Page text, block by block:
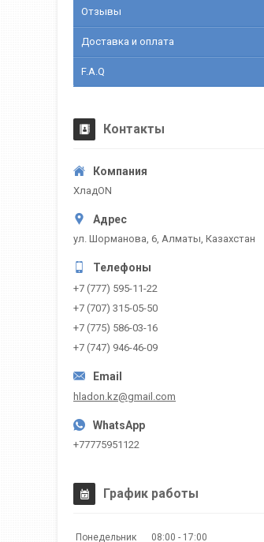
Отзывы
Доставка и оплата
F.A.Q
Контакты
ХладON
ул. Шорманова, 6, Алматы, Казахстан
+7 (777) 595-11-22
+7 (707) 315-05-50
+7 (775) 586-03-16
+7 (747) 946-46-09
hladon.kz@gmail.com
+77775951122
График работы
Понедельник 08:00 17:00